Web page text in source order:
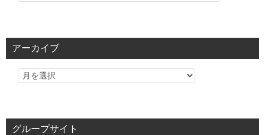
リ
アーカイブ
グループサイト